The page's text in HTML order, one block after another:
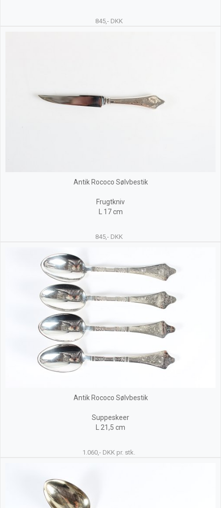
845,- DKK
Antik Rococo Sølvbestik
Frugtkniv
L 17 cm
845,- DKK
Antik Rococo Sølvbestik
Suppeskeer
L 21,5 cm
1.060,- DKK pr. stk.